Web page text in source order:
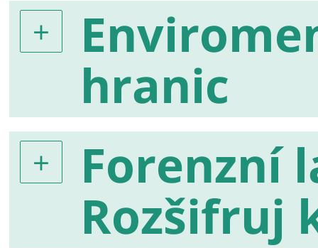
hranic
Forenzní
Rozšifruj